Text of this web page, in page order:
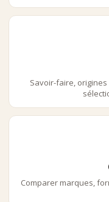
Savoir-faire,
Comparer marques,